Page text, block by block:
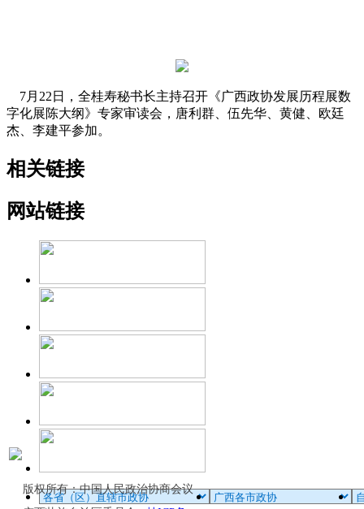
7月22日，全桂寿秘书长主持召开《广西政协发展历程展数
字化展陈大纲》专家审读会，唐利群、伍先华、黄健、欧廷
杰、李建平参加。
相关链接
网站链接
版权所有：中国人民政治协商会议